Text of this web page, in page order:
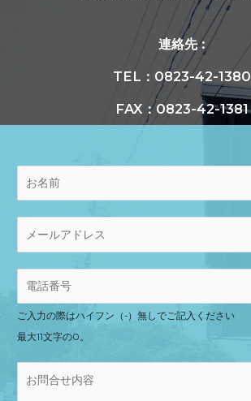
連絡先 :
TEL：0823-42-1380
FAX：0823-42-1381
ご入力の際はハイフン（-）無しでご記入ください
最大11文字の0。